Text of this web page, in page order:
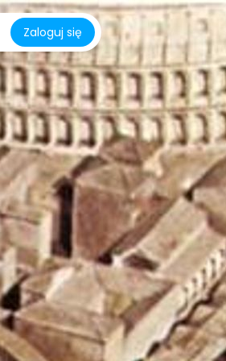
Zaloguj się